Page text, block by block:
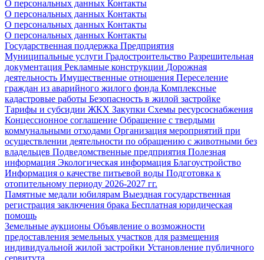
О персональных данных Контакты
О персональных данных Контакты
О персональных данных Контакты
О персональных данных Контакты
Государственная поддержка Предприятия
Муниципальные услуги Градостроительство Разрешительная
документация Рекламные конструкции Дорожная
деятельность Имущественные отношения Переселение
граждан из аварийного жилого фонда Комплексные
кадастровые работы Безопасность в жилой застройке
Тарифы и субсидии ЖКХ Закупки Схемы ресурсоснабжения
Концессионное соглашение Обращение с твердыми
коммунальными отходами Организация мероприятий при
осуществлении деятельности по обращению с животными без
владельцев Подведомственные предприятия Полезная
информация Экологическая информация Благоустройство
Информация о качестве питьевой воды Подготовка к
отопительному периоду 2026-2027 гг.
Памятные медали юбилярам Выездная государственная
регистрация заключения брака Бесплатная юридическая
помощь
Земельные аукционы Объявление о возможности
предоставления земельных участков для размещения
индивидуальной жилой застройки Установление публичного
сервитута